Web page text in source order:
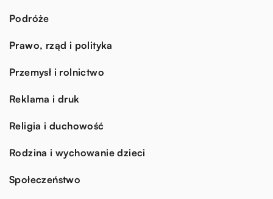
Podróże
Prawo, rząd i polityka
Przemysł i rolnictwo
Reklama i druk
Religia i duchowość
Rodzina i wychowanie dzieci
Społeczeństwo